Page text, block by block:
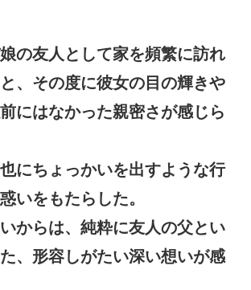
の友人として家を頻繁に訪れ
、その度に彼女の目の輝きや
にはなかった親密さが感じら
にちょっかいを出すような行
いをもたらした。
からは、純粋に友人の父とい
、形容しがたい深い想いが感